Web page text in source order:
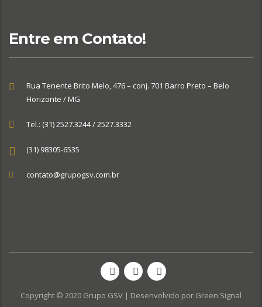
Entre em Contato!
Rua Tenente Brito Melo, 476 – conj. 701 Barro Preto – Belo
Horizonte / MG
Tel.: (31) 2527.3244 / 2527.3332
(31) 98305-6535
contato@grupogsv.com.br
Copyright © 2020 Grupo GSV | Desenvolvido por Green Signal